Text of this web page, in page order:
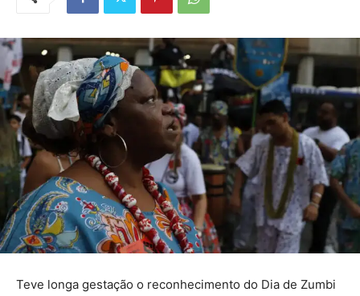
Teve longa gestação o reconhecimento do Dia de Zumbi